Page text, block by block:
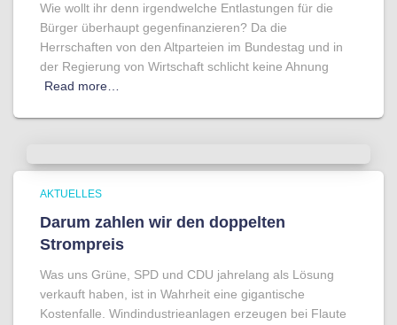
Wie wollt ihr denn irgendwelche Entlastungen für die
Bürger überhaupt gegenfinanzieren? Da die
Herrschaften von den Altparteien im Bundestag und in
der Regierung von Wirtschaft schlicht keine Ahnung
Read more…
AKTUELLES
Darum zahlen wir den doppelten
Strompreis
Was uns Grüne, SPD und CDU jahrelang als Lösung
verkauft haben, ist in Wahrheit eine gigantische
Kostenfalle. Windindustrieanlagen erzeugen bei Flaute